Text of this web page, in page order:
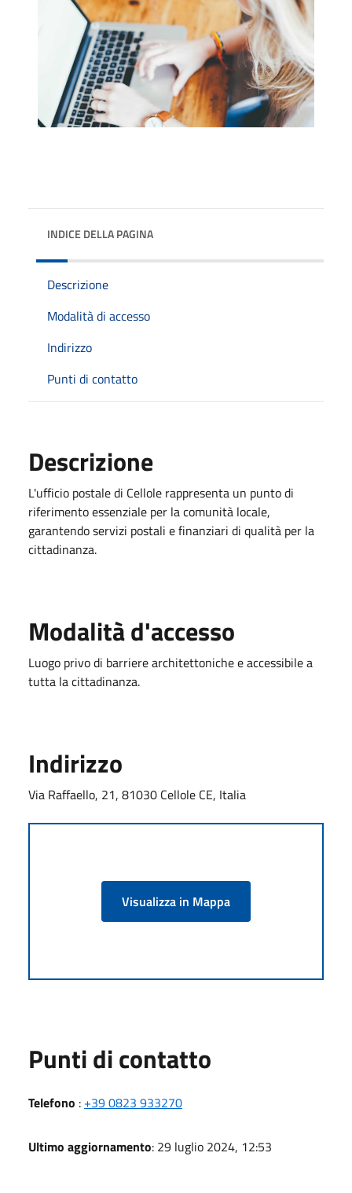
INDICE DELLA PAGINA
Descrizione
Modalità di accesso
Indirizzo
Punti di contatto
Descrizione
L'ufficio postale di Cellole rappresenta un punto di
riferimento essenziale per la comunità locale,
garantendo servizi postali e finanziari di qualità per la
cittadinanza.
Modalità d'accesso
Luogo privo di barriere architettoniche e accessibile a
tutta la cittadinanza.
Indirizzo
Via Raffaello, 21, 81030 Cellole CE, Italia
Visualizza in Mappa
Punti di contatto
Telefono : +39 0823 933270
Ultimo aggiornamento: 29 luglio 2024, 12:53